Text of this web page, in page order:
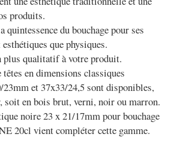
produits.
du bouchage pour ses
que physiques.
plus qualitatif à votre produit.
en dimensions classiques
et 37x33/24,5 sont disponibles,
soit en bois brut, verni, noir ou marron.
noire 23 x 21/17mm pour bouchage
20cl vient compléter cette gamme.